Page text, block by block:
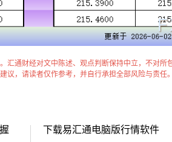
汇通财经对文中陈述、观点判断保持中立，不对所
，请读者仅作参考，并自行承担全部风险与责任。
下载易汇通电脑版行情软件